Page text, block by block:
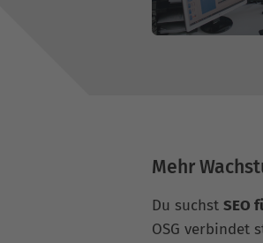
Mehr
Du suchst SEO
OSG verbindet